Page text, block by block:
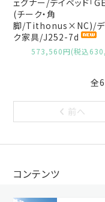
ェグナー/デイベッド「
(チーク・角
脚/Tithonus×NC)/デ
ク家具/J252-7d
573,560円(税込
全
前へ
コンテンツ